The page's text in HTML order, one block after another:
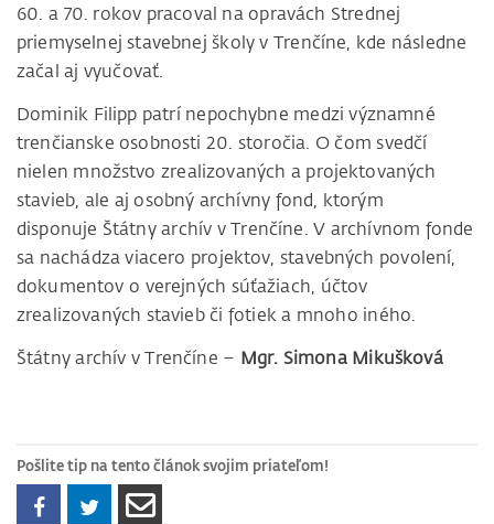
60. a 70. rokov pracoval na opravách Strednej
priemyselnej stavebnej školy v Trenčíne, kde následne
začal aj vyučovať.
Dominik Filipp patrí nepochybne medzi významné
trenčianske osobnosti 20. storočia. O čom svedčí
nielen množstvo zrealizovaných a projektovaných
stavieb, ale aj osobný archívny fond, ktorým
disponuje Štátny archív v Trenčíne. V archívnom fonde
sa nachádza viacero projektov, stavebných povolení,
dokumentov o verejných súťažiach, účtov
zrealizovaných stavieb či fotiek a mnoho iného.
Štátny archív v Trenčíne – Mgr. Simona Mikušková
Pošlite tip na tento článok svojim priateľom!